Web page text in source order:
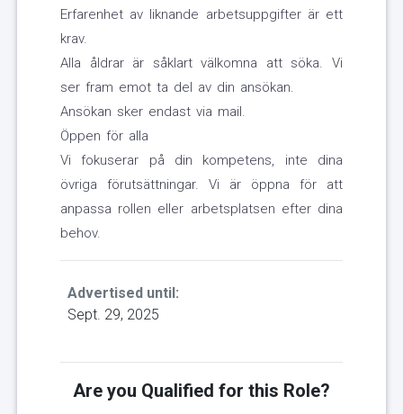
Erfarenhet av liknande arbetsuppgifter är ett
krav.
Alla åldrar är såklart välkomna att söka. Vi
ser fram emot ta del av din ansökan.
Ansökan sker endast via mail.
Öppen för alla
Vi fokuserar på din kompetens, inte dina
övriga förutsättningar. Vi är öppna för att
anpassa rollen eller arbetsplatsen efter dina
behov.
Advertised until:
Sept. 29, 2025
Are you Qualified for this Role?